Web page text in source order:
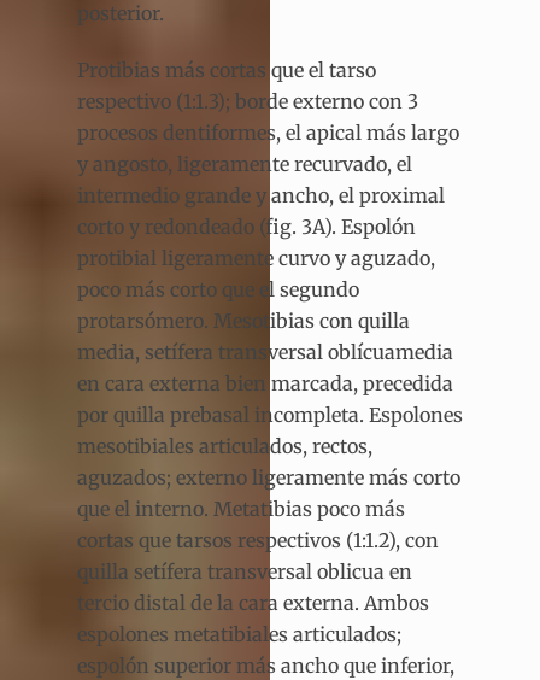
posterior.
Protibias más cortas que el tarso
respectivo (1:1.3); borde externo con 3
procesos dentiformes, el apical más largo
y angosto, ligeramente recurvado, el
intermedio grande y ancho, el proximal
corto y redondeado (fig. 3A). Espolón
protibial ligeramente curvo y aguzado,
poco más corto que el segundo
protarsómero. Mesotibias con quilla
media, setífera transversal oblícuamedia
en cara externa bien marcada, precedida
por quilla prebasal incompleta. Espolones
mesotibiales articulados, rectos,
aguzados; externo ligeramente más corto
que el interno. Metatibias poco más
cortas que tarsos respectivos (1:1.2), con
quilla setífera transversal oblicua en
tercio distal de la cara externa. Ambos
espolones metatibiales articulados;
espolón superior más ancho que inferior,